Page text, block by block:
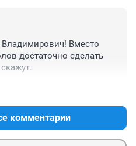
Вместо
достаточно сделать
комментарии